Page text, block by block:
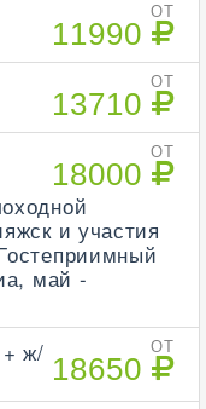
ОТ
11990
ОТ
13710
ОТ
18000
и участия
май -
ОТ
18650
+ ж/